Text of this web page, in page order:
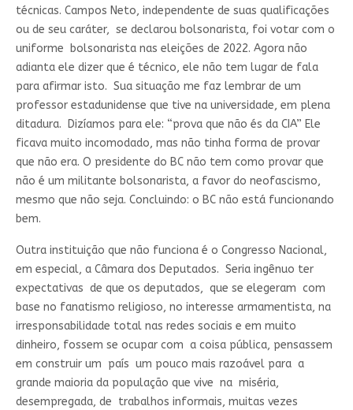
técnicas. Campos Neto, independente de suas qualificações
ou de seu caráter, se declarou bolsonarista, foi votar com o
uniforme bolsonarista nas eleições de 2022. Agora não
adianta ele dizer que é técnico, ele não tem lugar de fala
para afirmar isto. Sua situação me faz lembrar de um
professor estadunidense que tive na universidade, em plena
ditadura. Dizíamos para ele: “prova que não és da CIA” Ele
ficava muito incomodado, mas não tinha forma de provar
que não era. O presidente do BC não tem como provar que
não é um militante bolsonarista, a favor do neofascismo,
mesmo que não seja. Concluindo: o BC não está funcionando
bem.
Outra instituição que não funciona é o Congresso Nacional,
em especial, a Câmara dos Deputados. Seria ingênuo ter
expectativas de que os deputados, que se elegeram com
base no fanatismo religioso, no interesse armamentista, na
irresponsabilidade total nas redes sociais e em muito
dinheiro, fossem se ocupar com a coisa pública, pensassem
em construir um país um pouco mais razoável para a
grande maioria da população que vive na miséria,
desempregada, de trabalhos informais, muitas vezes